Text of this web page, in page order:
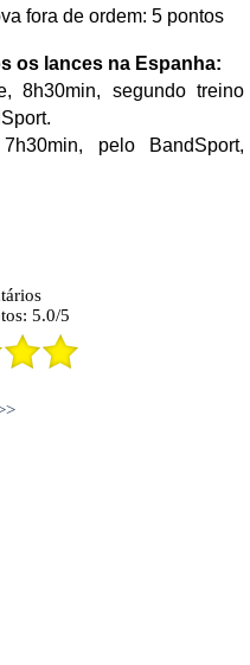
fora de ordem: 5 pontos
os lances na Espanha:
8h30min, segundo treino
pelo BandSport,
5.0/5